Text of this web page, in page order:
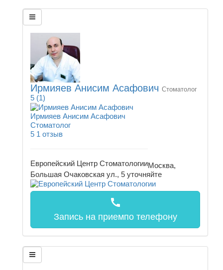
Ирмияев Анисим Асафович Стоматолог
5 (1)
Ирмияев Анисим Асафович
Стоматолог
5 1 отзыв
Европейский Центр СтоматологииМосква,
Большая Очаковская ул., 5 уточняйте
call
Запись на приемпо телефону